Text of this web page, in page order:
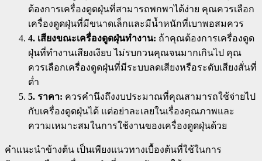
ต้องการเครื่องดูดฝุ่นที่สามารถพกพาได้ง่าย คุณควรเลือก
เครื่องดูดฝุ่นที่มีขนาดเล็กและมีน้ำหนักที่เบาพอสมควร
4. เสียงขณะเครื่องดูดฝุ่นทำงาน: ถ้าคุณต้องการเครื่องดูด
ฝุ่นที่ทำงานเสียงเงียบ ไม่รบกวนคุณจนมากเกินไป คุณ
ควรเลือกเครื่องดูดฝุ่นที่มีระบบลดเสียงหรือระดับเสียงสั่นที่
ต่ำ
5. ราคา: ควรคำนึงถึงงบประมาณที่คุณสามารถใช้จ่ายไป
กับเครื่องดูดฝุ่นได้ แต่อย่าละเลยในเรื่องคุณภาพและ
ความเหมาะสมในการใช้งานของเครื่องดูดฝุ่นด้วย
คำแนะนำข้างต้น เป็นเพียงแนวทางเบื้องต้นที่ใช้ในการ